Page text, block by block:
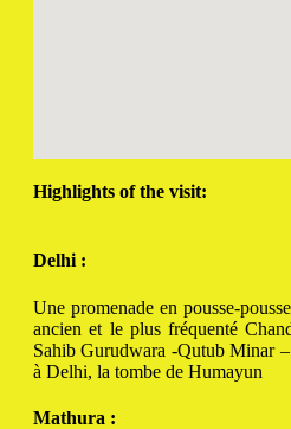
Highlights of the visit:
Delhi :
Une promenade en pousse-
ancien et le plus fréquenté
Sahib Gurudwara -Qutub Minar
à Delhi, la tombe de Humayun
Mathura :